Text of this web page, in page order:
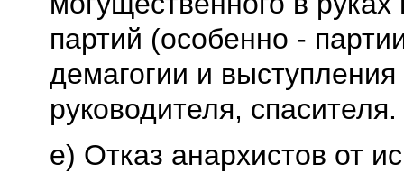
партий (особенно -
демагогии и
руководителя, спасителя.
е) Отказ анархистов от